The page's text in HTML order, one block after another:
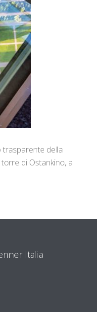
trasparente della
di Ostankino, a
Italia